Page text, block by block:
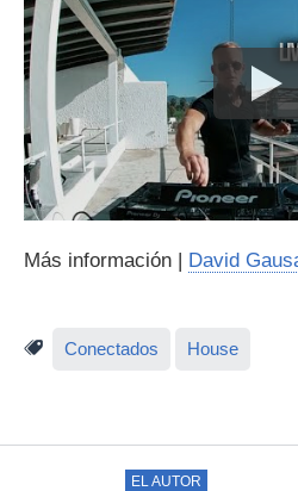
Más información | David
Conectados House
EL AUTOR